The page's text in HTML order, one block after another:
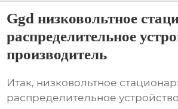
Ggd низковольтное
распределительное
производитель
Итак, низковольтное
распределительное устройство